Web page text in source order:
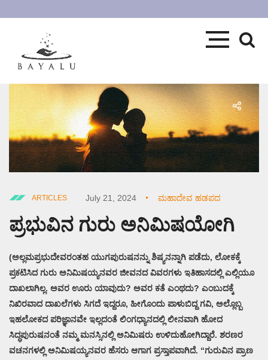
ARTICLES July 21, 2024 ಮಹಾದೇವ ಹಡಪದ
ಪ್ರಭುವಿನ ಗುರು ಅನಿಮಿಷಯೋಗಿ
(ಅಲ್ಲಮಪ್ರಭುದೇವರಂತಹ ಯುಗಪುರುಷನನ್ನು ಶಿಷ್ಯನನ್ನಾಗಿ ಪಡೆದು, ಲೋಕಕ್ಕೆ
ಪ್ರಕಟಿಸಿದ ಗುರು ಅನಿಮಿಷಯ್ಯನವರ ಜೀವನದ ವಿವರಗಳು ಇತಿಹಾಸದಲ್ಲಿ ಎಲ್ಲಿಯೂ
ದಾಖಲಾಗಿಲ್ಲ. ಅವರ ಊರು ಯಾವುದು? ಅವರ ಕತೆ ಎಂಥದು? ಎಂಬುದಕ್ಕೆ
ನಿಖಿರವಾದ ದಾಖಲೆಗಳು ಸಿಗದೆ ಇದ್ದರೂ, ಹೀಗೊಂದು ಪಾಳುಬಿದ್ದ ಗವಿ, ಅಲ್ಲೊಬ್ಬ
ಇಹಲೋಕದ ಪರಿಜ್ಞಾನವೇ ಇಲ್ಲದಂತೆ ಲಿಂಗಧ್ಯಾನದಲ್ಲಿ ಲೀನವಾಗಿ ಹೋದ
ಸಿದ್ಧಪುರುಷನಂತೆ ನಮ್ಮ ಮನಸ್ಸಿನಲ್ಲಿ ಅನಿಮಿಷರು ಉಳಿದುಹೋಗಿದ್ದಾರೆ. ಶರಣರ
ವಚನಗಳಲ್ಲಿ ಅನಿಮಿಷಯ್ಯನವರ ಹೆಸರು ಆಗಾಗ ಪ್ರಸ್ತಾಪವಾಗಿದೆ. “ಗುರುವಿನ ಪ್ರಾಣ